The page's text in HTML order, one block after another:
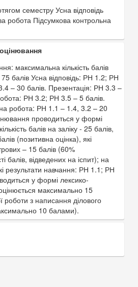
семестру Усна відповідь
робота Підсумкова контрольна
максимальна кількість балів
балів Усна відповідь: РН 1.2; РН
– 30 балів. Презентація: РН 3.3 –
РН 3.2; РН 3.5 – 5 балів.
робота: РН 1.1 – 1.4, 3.2 – 20
проводиться у формі
балів на заліку - 25 балів,
(позитивна оцінка), які
– 15 балів (60%
балів, відведених на іспит); на
результати навчання: РН 1.1; РН
у формі лексико-
максимально 15
з написання ділового
10 балами).